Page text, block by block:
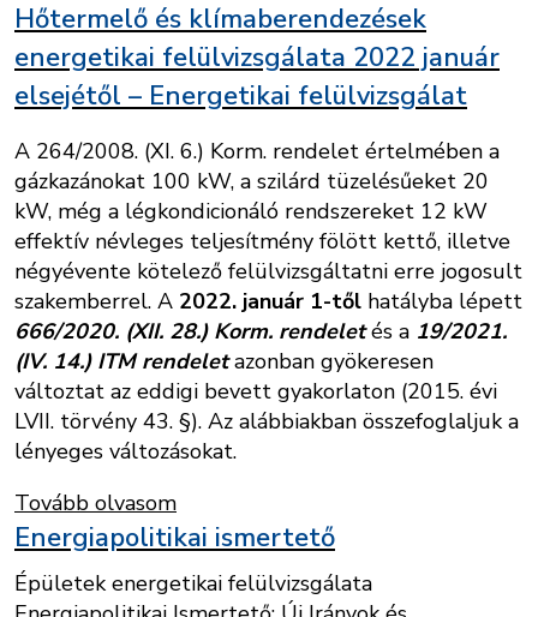
Hőtermelő és klímaberendezések
energetikai felülvizsgálata 2022 január
elsejétől – Energetikai felülvizsgálat
A 264/2008. (XI. 6.) Korm. rendelet értelmében a
gázkazánokat 100 kW, a szilárd tüzelésűeket 20
kW, még a légkondicionáló rendszereket 12 kW
effektív névleges teljesítmény fölött kettő, illetve
négyévente kötelező felülvizsgáltatni erre jogosult
szakemberrel. A 2022. január 1-től hatályba lépett
666/2020. (XII. 28.) Korm. rendeletés a 19/2021.
(IV. 14.) ITM rendeletazonban gyökeresen
változtat az eddigi bevett gyakorlaton (2015. évi
LVII. törvény 43. §). Az alábbiakban összefoglaljuk a
lényeges változásokat.
Tovább olvasom
Energiapolitikai ismertető
Épületek energetikai felülvizsgálata